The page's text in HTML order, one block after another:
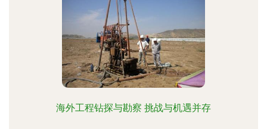
海外工程钻探与勘察 挑战与机遇并存